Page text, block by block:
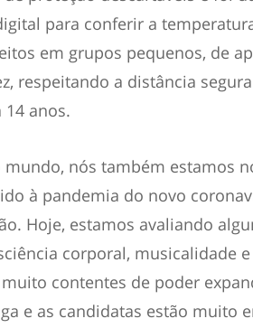
para conferir a
em grupos pequenos, de
respeitando a distância
14 anos.
mundo, nós também estamos
à pandemia do novo
Hoje, estamos avaliando
corporal, musicalidade
contentes de poder
e as candidatas estão muito